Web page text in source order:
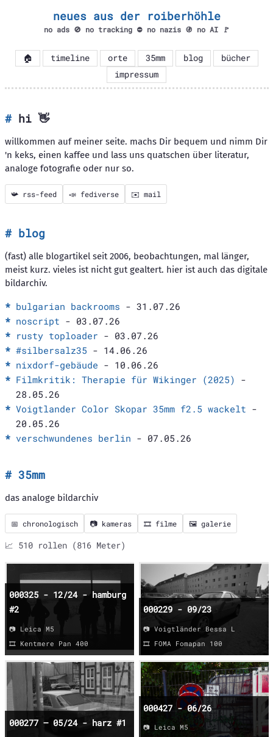
neues aus der roiberhöhle
no ads 🚫 no tracking ⛔ no nazis 🚯 no AI 🚩
🏠 timeline orte 35mm blog
bücher
impressum
hi 👋
willkommen auf meiner seite. machs Dir bequem und nimm Dir
'n keks, einen kaffee und lass uns quatschen über literatur,
analoge fotografie oder nur so.
📯 rss-feed 📣 fediverse ✉️ mail
blog
(fast) alle blogartikel seit 2006, beobachtungen, mal länger,
meist kurz. vieles ist nicht gut gealtert. hier ist auch das digitale
bildarchiv.
bulgarian backrooms - 31.07.26
noscript - 03.07.26
rusty toploader - 03.07.26
#silbersalz35 - 14.06.26
nixdorf-gebäude - 10.06.26
Filmkritik: Therapie für Wikinger (2025) -
28.05.26
Voigtlander Color Skopar 35mm f2.5 wackelt -
20.05.26
verschwundenes berlin - 07.05.26
35mm
das analoge bildarchiv
📅 chronologisch 📷 kameras 🎞️ filme 🖼️ galerie
📈 510 rollen (816 Meter)
000325 - 12/24 - hamburg
#2
📷 Leica M5
🎞️ Kentmere Pan 400
000229 - 09/23
📷 Voigtländer Bessa L
🎞️ FOMA Fomapan 100
000277 – 05/24 - harz #1
000427 - 06/26
📷 Leica M5